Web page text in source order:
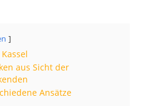
aus Sicht der
Ansätze